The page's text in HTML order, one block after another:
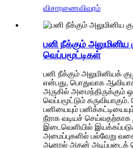
விசாரணைவிவரம்
பனி நீக்கும் அலுமினிய
வெப்பமூட்டிகள்
பனி நீக்கும் அலுமினியக்
என்பது, பொதுவாக
அருகில் அமைந்திருக்கும்
வெப்பமூட்டும் கருவியாகும்.
பனியையும்
நீராக வடியச் செய்வதற்காக
இடைவெளியில்
அமைப்புகளில் பல்வேறு
ஆனால் அதன் அடிப்படைக்